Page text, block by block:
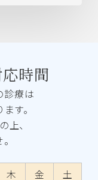
時間
診療は
す。
上、
木 金
土